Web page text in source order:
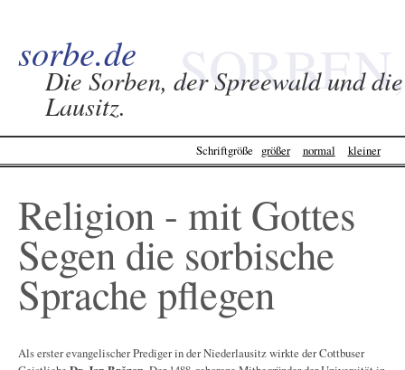
SORBEN,
SPREEWALD &
LAUSITZ -
SORBE.DE
sorbe.de
Die Sorben, der Spreewald und die
Lausitz.
Schriftgröße größer normal kleiner
Religion - mit Gottes
Segen die sorbische
Sprache pflegen
Als erster evangelischer Prediger in der Niederlausitz wirkte der Cottbuser